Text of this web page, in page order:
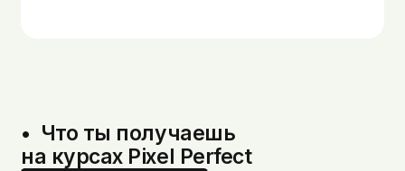
•  Что ты получаешь
на курсах Pixel Perfect